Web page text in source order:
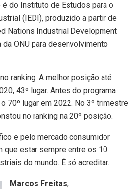
é do Instituto de Estudos para o
(IEDI), produzido a partir de
Nations Industrial Development
da ONU para desenvolvimento
ranking. A melhor posição até
43º lugar. Antes do programa
70º lugar em 2022. No 3º trimestre
no ranking na 20º posição.
e pelo mercado consumidor
que estar sempre entre os 10
do mundo. É só acreditar.
Marcos Freitas,